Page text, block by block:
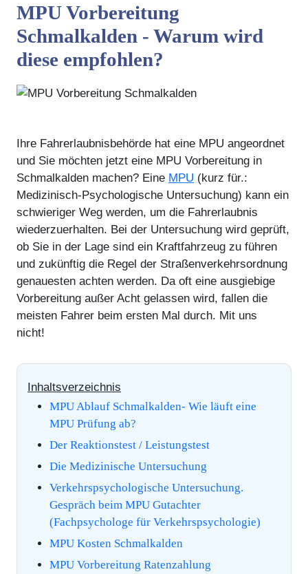
MPU Vorbereitung
Schmalkalden - Warum wird
diese empfohlen?
Ihre Fahrerlaubnisbehörde hat eine MPU angeordnet
und Sie möchten jetzt eine MPU Vorbereitung in
Schmalkalden machen? Eine MPU (kurz für.:
Medizinisch-Psychologische Untersuchung) kann ein
schwieriger Weg werden, um die Fahrerlaubnis
wiederzuerhalten. Bei der Untersuchung wird geprüft,
ob Sie in der Lage sind ein Kraftfahrzeug zu führen
und zukünftig die Regel der Straßenverkehrsordnung
genauesten achten werden. Da oft eine ausgiebige
Vorbereitung außer Acht gelassen wird, fallen die
meisten Fahrer beim ersten Mal durch. Mit uns
nicht!
Inhaltsverzeichnis
MPU Ablauf Schmalkalden- Wie läuft eine
MPU Prüfung ab?
Der Reaktionstest / Leistungstest
Die Medizinische Untersuchung
Verkehrspsychologische Untersuchung.
Gespräch beim MPU Gutachter
(Fachpsychologe für Verkehrspsychologie)
MPU Kosten Schmalkalden
MPU Vorbereitung Ratenzahlung